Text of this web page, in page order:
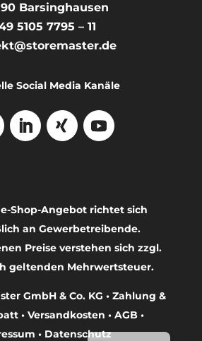
Barsinghausen
5105 7795 – 11
Social Media Kanäle
Shop-Angebot richtet sich
an Gewerbetreibende.
Preise verstehen sich zzgl.
geltenden Mehrwertsteuer.
GmbH & Co. KG • Zahlung &
• Versandkosten • AGB •
• Datenschutz
Français